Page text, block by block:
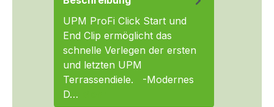
UPM ProFi Click Start und
End Clip ermöglicht das
schnelle Verlegen der ersten
und letzten UPM
Terrassendiele. -Modernes
D…